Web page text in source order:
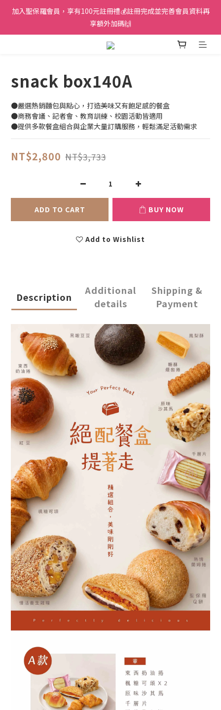
加入聖保羅會員，享有100元註冊禮💰註冊完成並完善會員資料再
享額外加碼🙌
snack box140A
●嚴選熱銷麵包與點心，打造美味又有飽足感的餐盒
●商務會議、記者會、教育訓練、校園活動皆適用
●提供多款餐盒組合與企業大量訂購服務，輕鬆滿足活動需求
NT$2,800 NT$3,733
ADD TO CART BUY NOW
Add to Wishlist
Description
Additional
details
Shipping &
Payment